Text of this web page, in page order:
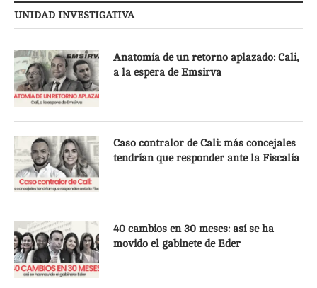
UNIDAD INVESTIGATIVA
Anatomía de un retorno aplazado: Cali,
a la espera de Emsirva
Caso contralor de Cali: más concejales
tendrían que responder ante la Fiscalía
40 cambios en 30 meses: así se ha
movido el gabinete de Eder